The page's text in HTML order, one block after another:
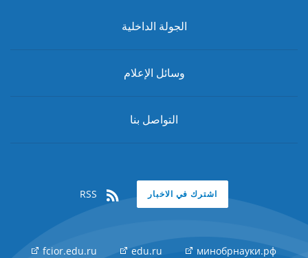
الجولة الداخلية
وسائل الإعلام
التواصل بنا
اشترك في الاخبار RSS
минобрнауки.рф
edu.ru
fcior.edu.ru